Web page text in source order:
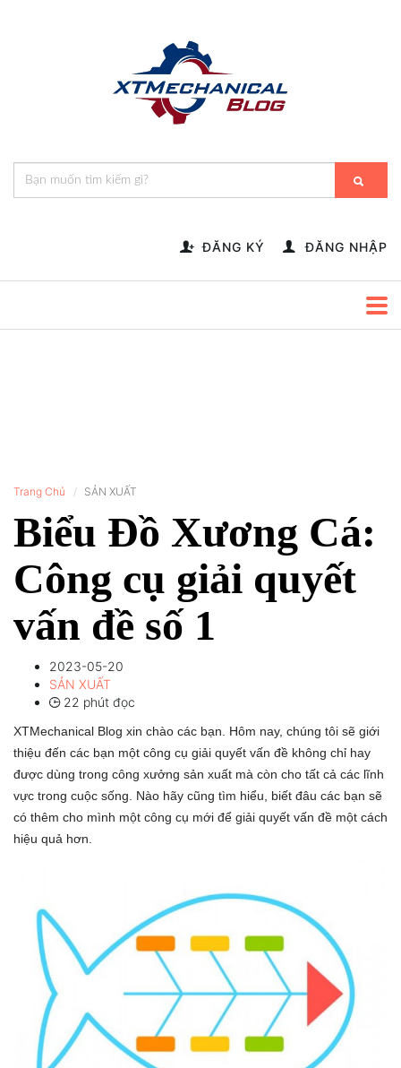
ĐĂNG KÝ ĐĂNG NHẬP
Trang Chủ SẢN XUẤT
Biểu Đồ Xương Cá:
Công cụ giải quyết
vấn đề số 1
2023-05-20
SẢN XUẤT
22 phút đọc
XTMechanical Blog xin chào các bạn. Hôm nay, chúng tôi sẽ giới
thiệu đến các bạn một công cụ giải quyết vấn đề không chỉ hay
được dùng trong công xưởng sản xuất mà còn cho tất cả các lĩnh
vực trong cuộc sống. Nào hãy cũng tìm hiểu, biết đâu các bạn sẽ
có thêm cho mình một công cụ mới để giải quyết vấn đề một cách
hiệu quả hơn.